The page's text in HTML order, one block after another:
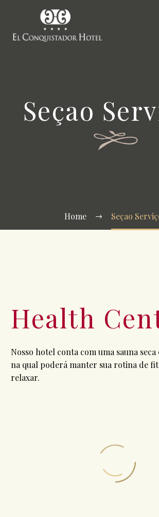
Seçao
Home Seçao
Health
Nosso hotel conta com uma sauna seca
na qual poderá manter sua rotina de
relaxar.